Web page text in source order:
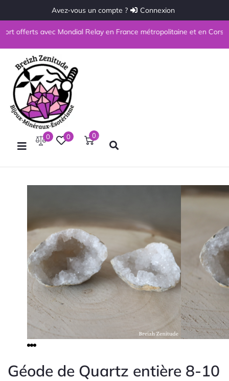
Avez-vous un compte ? Connexion
offerts avec Mondial Relay en France métropolitaine et en Corse à
0 0 0
Géode de Quartz entière 8-10